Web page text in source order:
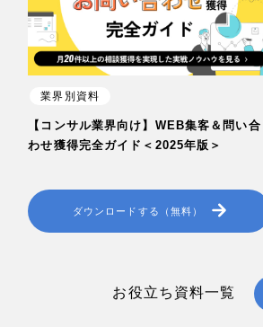
業界別資料
【コンサル業界向け】WEB集客＆問い合
わせ獲得完全ガイド＜2025年版＞
ダウンロードする（無料）
お役立ち資料一覧